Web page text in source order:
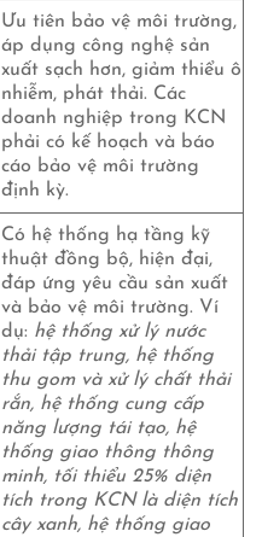
Ưu tiên bảo vệ môi trường,
áp dụng công nghệ sản
xuất sạch hơn, giảm thiểu ô
nhiễm, phát thải. Các
doanh nghiệp trong KCN
phải có kế hoạch và báo
cáo bảo vệ môi trường
định kỳ.
Có hệ thống hạ tầng kỹ
thuật đồng bộ, hiện đại,
đáp ứng yêu cầu sản xuất
và bảo vệ môi trường. Ví
dụ: hệ thống xử lý nước
thải tập trung, hệ thống
thu gom và xử lý chất thải
rắn, hệ thống cung cấp
năng lượng tái tạo, hệ
thống giao thông thông
minh, tối thiểu 25% diện
tích trong KCN là diện tích
cây xanh, hệ thống giao